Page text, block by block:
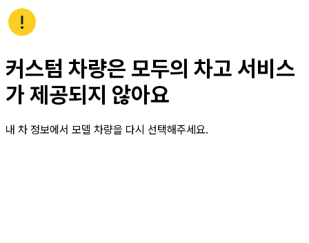
커스텀 차량은 모두의 차고 서비스
가 제공되지 않아요
내 차 정보에서 모델 차량을 다시 선택해주세요.